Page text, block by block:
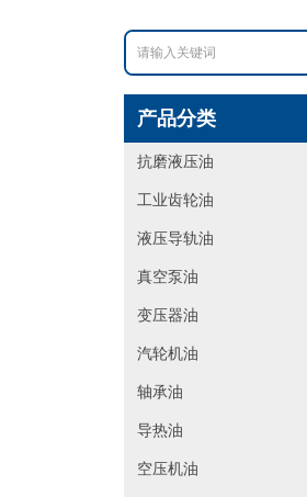
产品分类
抗磨液压油
工业齿轮油
液压导轨油
真空泵油
变压器油
汽轮机油
轴承油
导热油
空压机油